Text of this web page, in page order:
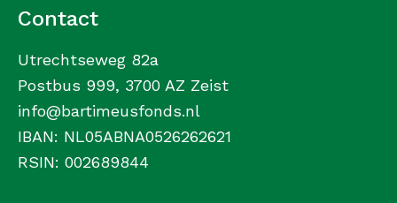
Contact
Utrechtseweg 82a
Postbus 999, 3700 AZ Zeist
info@bartimeusfonds.nl
IBAN: NL05ABNA0526262621
RSIN: 002689844